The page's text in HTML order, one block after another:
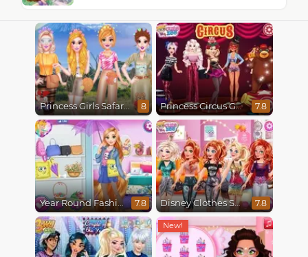
Princess Girls Safari Trip 8 Princess Circus Getaway 7.8
Year Round Fashionista Rapunzel 7.8 Disney Clothes Swap 7.8